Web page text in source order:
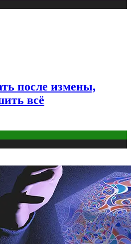
после измены,
всё